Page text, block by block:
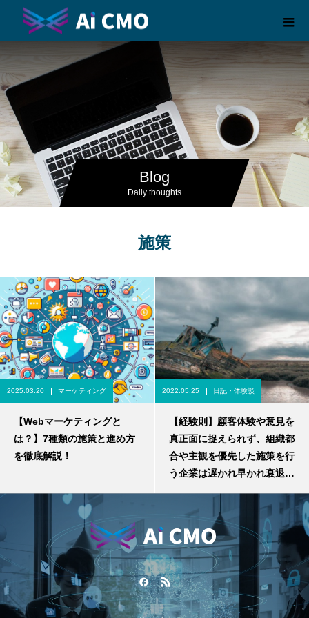
Blog
Daily thoughts
施策
2025.03.20 マーケティング
【Webマーケティングと
は？】7種類の施策と進め方
を徹底解説！
2022.05.25 日記・体験談
【経験則】顧客体験や意見を
真正面に捉えられず、組織都
合や主観を優先した施策を行
う企業は遅かれ早かれ衰退す